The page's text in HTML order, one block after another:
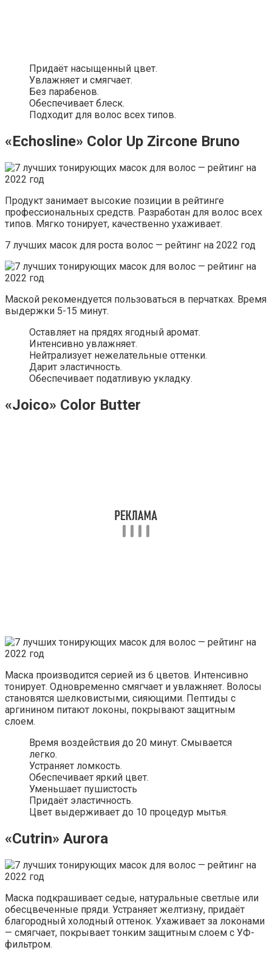
Придаёт насыщенный цвет.
Увлажняет и смягчает.
Без парабенов.
Обеспечивает блеск.
Подходит для волос всех типов.
«Echosline» Color Up Zircone Bruno
Продукт занимает высокие позиции в рейтинге
профессиональных средств. Разработан для волос всех
типов. Мягко тонирует, качественно ухаживает.
7 лучших масок для роста волос — рейтинг на 2022 год
Маской рекомендуется пользоваться в перчатках. Время
выдержки 5-15 минут.
Оставляет на прядях ягодный аромат.
Интенсивно увлажняет.
Нейтрализует нежелательные оттенки.
Дарит эластичность.
Обеспечивает податливую укладку.
«Joico» Color Butter
Маска производится серией из 6 цветов. Интенсивно
тонирует. Одновременно смягчает и увлажняет. Волосы
становятся шелковистыми, сияющими. Пептиды с
аргинином питают локоны, покрывают защитным
слоем.
Время воздействия до 20 минут. Смывается
легко.
Устраняет ломкость.
Обеспечивает яркий цвет.
Уменьшает пушистость
Придаёт эластичность.
Цвет выдерживает до 10 процедур мытья.
«Cutrin» Aurora
Маска подкрашивает седые, натуральные светлые или
обесцвеченные пряди. Устраняет желтизну, придаёт
благородный холодный оттенок. Ухаживает за локонами
— смягчает, покрывает тонким защитным слоем с УФ-
фильтром.